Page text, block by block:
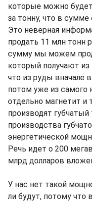
которые можно
за тонну, что в
Это неверная
продать 11 млн тонн
сумму мы можем
который получают
что из руды вначале
потом уже из самого
отдельно магнетит и
производят
производства
энергетической
Речь идет о 200
млрд долларов
У нас нет такой
ли будут, потому что